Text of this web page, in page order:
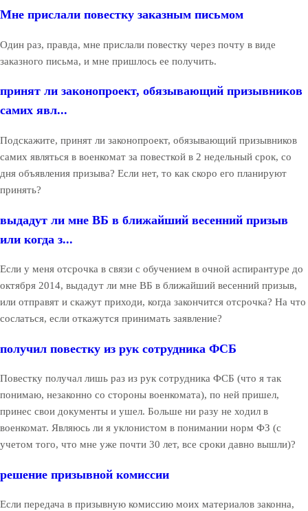
Мне прислали повестку заказным письмом
Один раз, правда, мне прислали повестку через почту в виде
заказного письма, и мне пришлось ее получить.
принят ли законопроект, обязывающий призывников
самих явл...
Подскажите, принят ли законопроект, обязывающий призывников
самих являться в военкомат за повесткой в 2 недельный срок, со
дня объявления призыва? Если нет, то как скоро его планируют
принять?
выдадут ли мне ВБ в ближайший весенний призыв
или когда з...
Если у меня отсрочка в связи с обучением в очной аспирантуре до
октября 2014, выдадут ли мне ВБ в ближайший весенний призыв,
или отправят и скажут приходи, когда закончится отсрочка? На что
сослаться, если откажутся принимать заявление?
получил повестку из рук сотрудника ФСБ
Повестку получал лишь раз из рук сотрудника ФСБ (что я так
понимаю, незаконно со стороны военкомата), по ней пришел,
принес свои документы и ушел. Больше ни разу не ходил в
военкомат. Являюсь ли я уклонистом в понимании норм ФЗ (с
учетом того, что мне уже почти 30 лет, все сроки давно вышли)?
решение призывной комиссии
Если передача в призывную комиссию моих материалов законна,